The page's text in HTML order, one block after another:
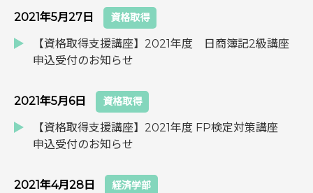
2021年5月27日 資格取得
【資格取得支援講座】2021年度 日商簿記2級講座
申込受付のお知らせ
2021年5月6日 資格取得
【資格取得支援講座】2021年度 FP検定対策講座
申込受付のお知らせ
2021年4月28日 経済学部